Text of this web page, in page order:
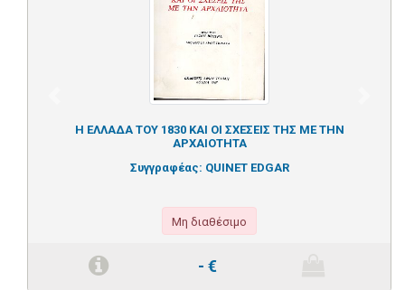
Η ΕΛΛΑΔΑ ΤΟΥ 1830 ΚΑΙ ΟΙ ΣΧΕΣΕΙΣ ΤΗΣ ΜΕ ΤΗΝ
ΑΡΧΑΙΟΤΗΤΑ
Συγγραφέας: QUINET EDGAR
Μη διαθέσιμο
- €